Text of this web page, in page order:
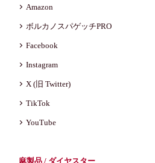
Amazon
ボルカノスパゲッチPRO
Facebook
Instagram
X (旧 Twitter)
TikTok
YouTube
麻製品 / ダイヤスター